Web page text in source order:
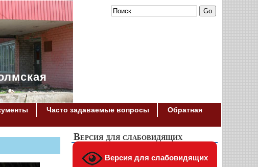
Часто задаваемые вопросы
Обратная
Версия для слабовидящих
Версия для слабовидящих